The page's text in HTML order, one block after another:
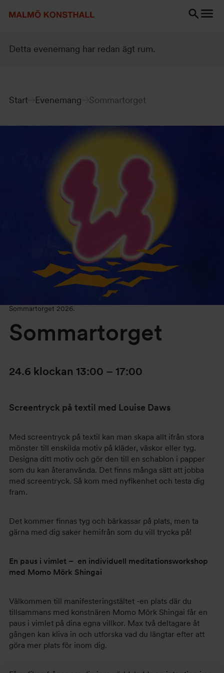
Detta evenemang har redan ägt rum.
Start Evenemang Sommartorget
Sommartorget 2026.
Sommartorget
24.6 klockan 13:00 – 17:00
Screentryck på textil med Louise Daws
Med screentryck på textil kan man skapa allt ifrån stora
mönster till enskilda motiv på kläder, väskor eller tyg.
Designa ditt motiv och gör den till en schablon i papper
som du kan återanvända. Det finns många sätt att jobba
med screentryck. Så kom med nyfikenhet och testa dig
fram.
Det kommer finnas tyg och bärkassar på plats, men ta
gärna med dig saker hemifrån som du vill trycka på!
En paus i vimlet – en individuell meditationsworkshop
med Momo Mörk Shingai
Välkommen till manifesteringstältet -en plats där du
tillsammans med konstnären Momo Mörk Shingai får en
paus i vimlet på dina egna villkor. Max två deltagare åt
gången kan kliva in och utforska vad du längtar efter att
göra mer plats för inom dig.